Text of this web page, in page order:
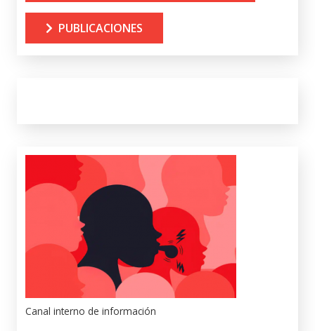
PUBLICACIONES
Canal interno de información